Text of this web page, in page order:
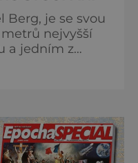
Berg, je se svou
metrů nejvyšší
a jedním z
centru hlavních
syrový horský
se střídá hustý les